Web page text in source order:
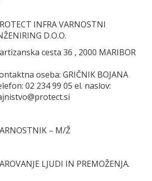
INFRA VARNOSTNI
D.O.O.
cesta 36 , 2000 MARIBOR
oseba: GRIČNIK BOJANA
02 234 99 05 el. naslov:
– M/Ž
LJUDI IN PREMOŽENJA.